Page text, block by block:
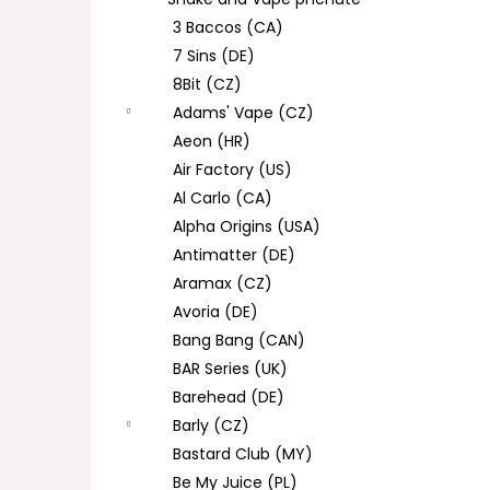
3 Baccos (CA)
7 Sins (DE)
8Bit (CZ)
Adams' Vape (CZ)
Aeon (HR)
Air Factory (US)
Al Carlo (CA)
Alpha Origins (USA)
Antimatter (DE)
Aramax (CZ)
Avoria (DE)
Bang Bang (CAN)
BAR Series (UK)
Barehead (DE)
Barly (CZ)
Bastard Club (MY)
Be My Juice (PL)
DEKANG DESERT SHIP 10ML 11MG
154 Kč
Původně:195 Kč